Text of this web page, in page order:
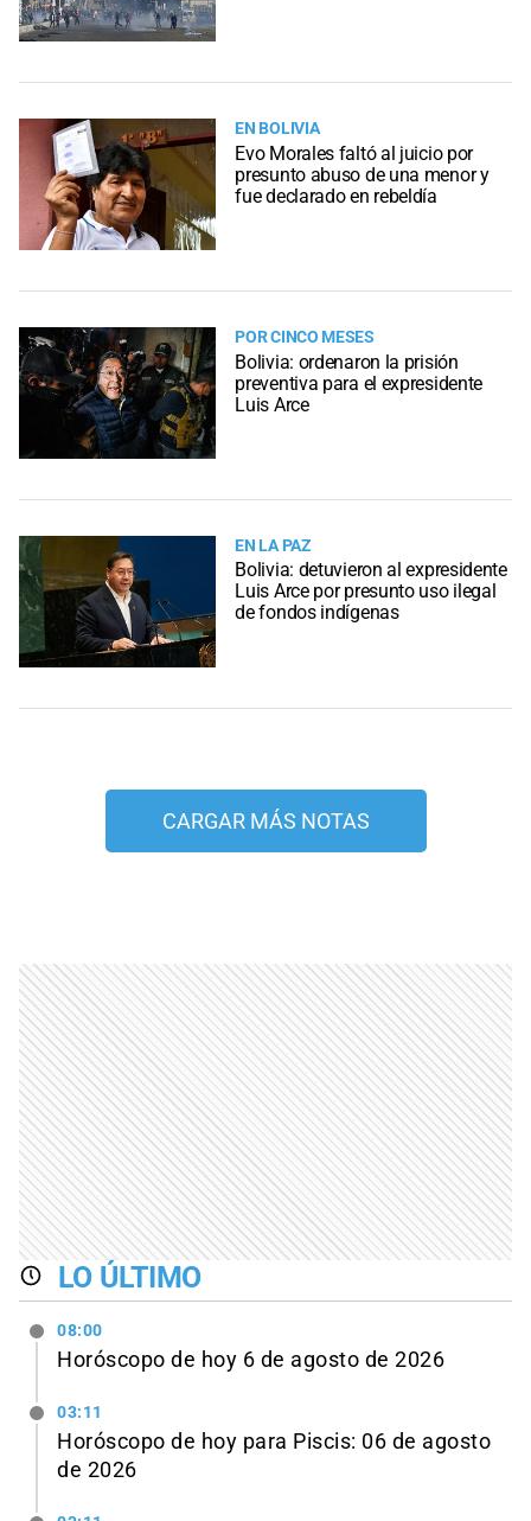
EN BOLIVIA
Evo Morales faltó al juicio por
presunto abuso de una menor y
fue declarado en rebeldía
POR CINCO MESES
Bolivia: ordenaron la prisión
preventiva para el expresidente
Luis Arce
EN LA PAZ
Bolivia: detuvieron al expresidente
Luis Arce por presunto uso ilegal
de fondos indígenas
CARGAR MÁS NOTAS
LO ÚLTIMO
08:00
Horóscopo de hoy 6 de agosto de 2026
03:11
Horóscopo de hoy para Piscis: 06 de agosto
de 2026